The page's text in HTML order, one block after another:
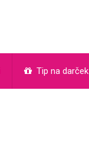
Tip na darček